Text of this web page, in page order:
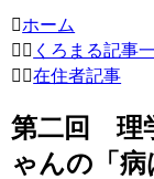
ホーム
くろまる記事
在住者記事
第二回 理
ゃんの「病